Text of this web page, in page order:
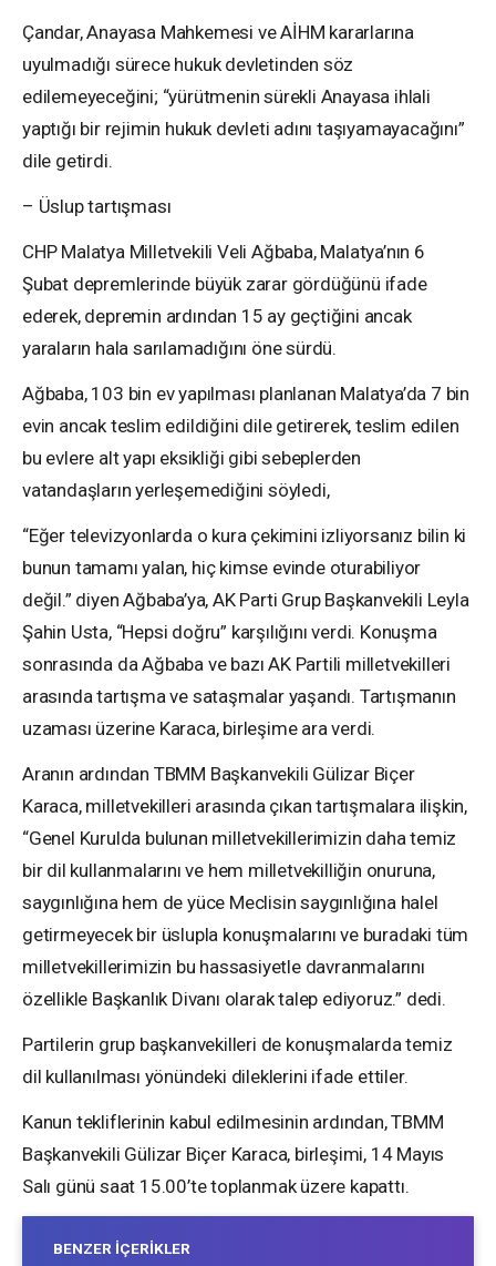
Çandar, Anayasa Mahkemesi ve AİHM kararlarına
uyulmadığı sürece hukuk devletinden söz
edilemeyeceğini; “yürütmenin sürekli Anayasa ihlali
yaptığı bir rejimin hukuk devleti adını taşıyamayacağını”
dile getirdi.
– Üslup tartışması
CHP Malatya Milletvekili Veli Ağbaba, Malatya’nın 6
Şubat depremlerinde büyük zarar gördüğünü ifade
ederek, depremin ardından 15 ay geçtiğini ancak
yaraların hala sarılamadığını öne sürdü.
Ağbaba, 103 bin ev yapılması planlanan Malatya’da 7 bin
evin ancak teslim edildiğini dile getirerek, teslim edilen
bu evlere alt yapı eksikliği gibi sebeplerden
vatandaşların yerleşemediğini söyledi,
“Eğer televizyonlarda o kura çekimini izliyorsanız bilin ki
bunun tamamı yalan, hiç kimse evinde oturabiliyor
değil.” diyen Ağbaba’ya, AK Parti Grup Başkanvekili Leyla
Şahin Usta, “Hepsi doğru” karşılığını verdi. Konuşma
sonrasında da Ağbaba ve bazı AK Partili milletvekilleri
arasında tartışma ve sataşmalar yaşandı. Tartışmanın
uzaması üzerine Karaca, birleşime ara verdi.
Aranın ardından TBMM Başkanvekili Gülizar Biçer
Karaca, milletvekilleri arasında çıkan tartışmalara ilişkin,
“Genel Kurulda bulunan milletvekillerimizin daha temiz
bir dil kullanmalarını ve hem milletvekilliğin onuruna,
saygınlığına hem de yüce Meclisin saygınlığına halel
getirmeyecek bir üslupla konuşmalarını ve buradaki tüm
milletvekillerimizin bu hassasiyetle davranmalarını
özellikle Başkanlık Divanı olarak talep ediyoruz.” dedi.
Partilerin grup başkanvekilleri de konuşmalarda temiz
dil kullanılması yönündeki dileklerini ifade ettiler.
Kanun tekliflerinin kabul edilmesinin ardından, TBMM
Başkanvekili Gülizar Biçer Karaca, birleşimi, 14 Mayıs
Salı günü saat 15.00’te toplanmak üzere kapattı.
BENZER İÇERIKLER